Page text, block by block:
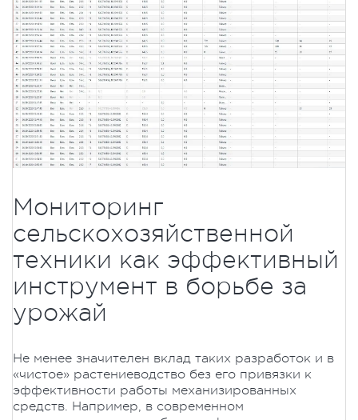
Мониторинг
сельскохозяйственной
техники как эффективный
инструмент в борьбе за
урожай
Не менее значителен вклад таких разработок и в
«чистое» растениеводство без его привязки к
эффективности работы механизированных
средств. Например, в современном